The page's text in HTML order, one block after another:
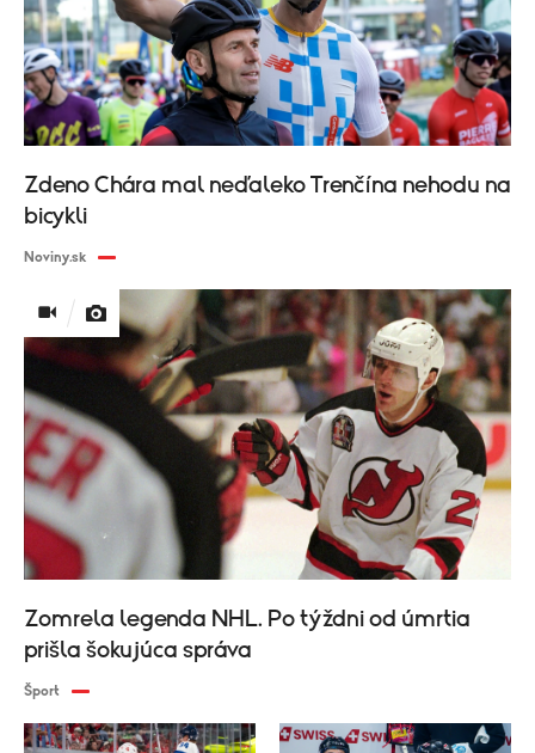
Zdeno Chára mal neďaleko Trenčína nehodu na
bicykli
Noviny.sk
Zomrela legenda NHL. Po týždni od úmrtia
prišla šokujúca správa
Šport